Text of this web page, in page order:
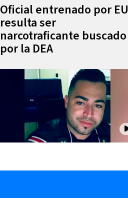
Oficial entrenado por EU
resulta ser
narcotraficante buscado
por la DEA